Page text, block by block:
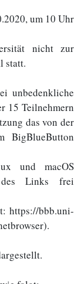
um 10 Uhr
nicht zur
statt.
unbedenkliche
15 Teilnehmern
das von der
BigBlueButton
und macOS
des Links frei
https://bbb.uni-